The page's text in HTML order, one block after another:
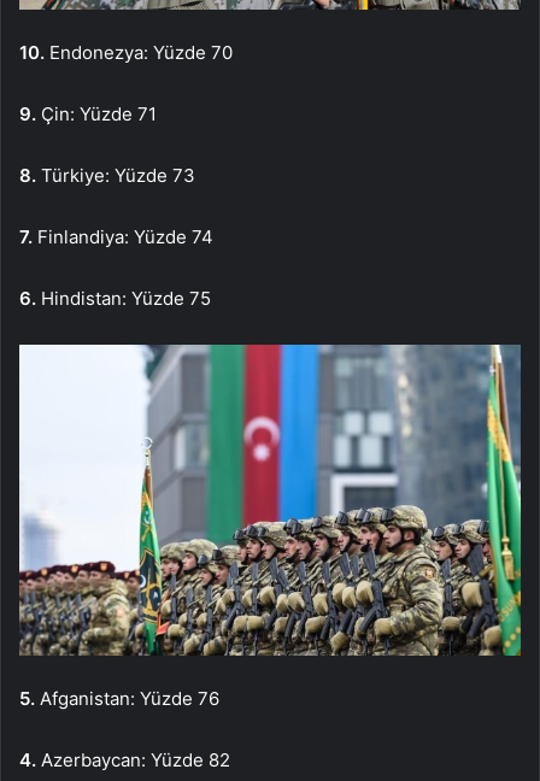
10. Endonezya: Yüzde 70
9. Çin: Yüzde 71
8. Türkiye: Yüzde 73
7. Finlandiya: Yüzde 74
6. Hindistan: Yüzde 75
5. Afganistan: Yüzde 76
4. Azerbaycan: Yüzde 82